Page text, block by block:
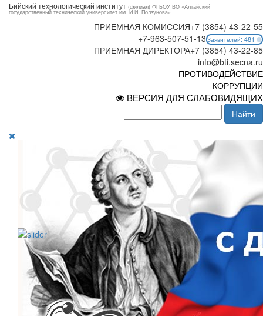
Бийский технологический институт (филиал) ФГБОУ ВО «Алтайский
государственный технический университет им. И.И. Ползунова»
ПРИЕМНАЯ КОМИССИЯ+7 (3854) 43-22-55
+7-963-507-51-13 Заявителей: 481
ПРИЕМНАЯ ДИРЕКТОРА+7 (3854) 43-22-85
info@bti.secna.ru
ПРОТИВОДЕЙСТВИЕ
КОРРУПЦИИ
ВЕРСИЯ ДЛЯ СЛАБОВИДЯЩИХ